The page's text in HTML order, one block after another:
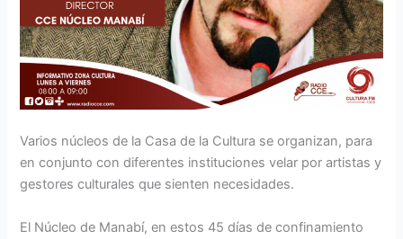
Varios núcleos de la Casa de la Cultura se organizan, para
en conjunto con diferentes instituciones velar por artistas y
gestores culturales que sienten necesidades.
El Núcleo de Manabí, en estos 45 días de confinamiento